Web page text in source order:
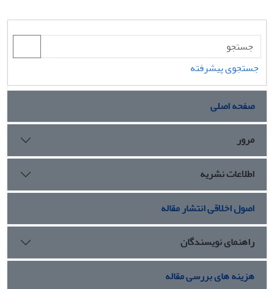
جستجوی پیشرفته
صفحه اصلی
مرور
اطلاعات نشریه
اصول اخلاقی انتشار مقاله
راهنمای نویسندگان
هزینه های بررسی مقاله